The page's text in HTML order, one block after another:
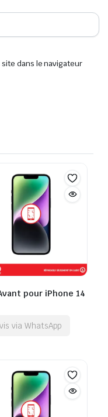
dans le navigateur
pour iPhone 14
via WhatsApp